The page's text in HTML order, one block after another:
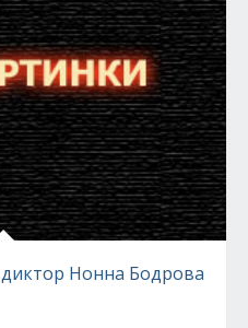
Нонна Бодрова